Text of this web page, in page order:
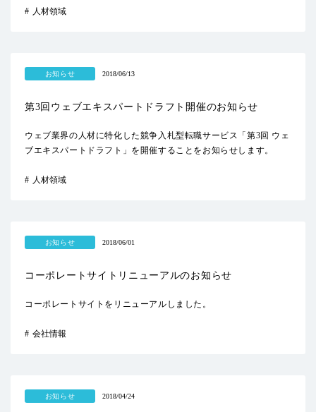
人材領域
お知らせ 2018/06/13
第3回ウェブエキスパートドラフト開催のお知らせ
ウェブ業界の人材に特化した競争入札型転職サービス「第3回 ウェ
ブエキスパートドラフト」を開催することをお知らせします。
人材領域
お知らせ 2018/06/01
コーポレートサイトリニューアルのお知らせ
コーポレートサイトをリニューアルしました。
会社情報
お知らせ 2018/04/24